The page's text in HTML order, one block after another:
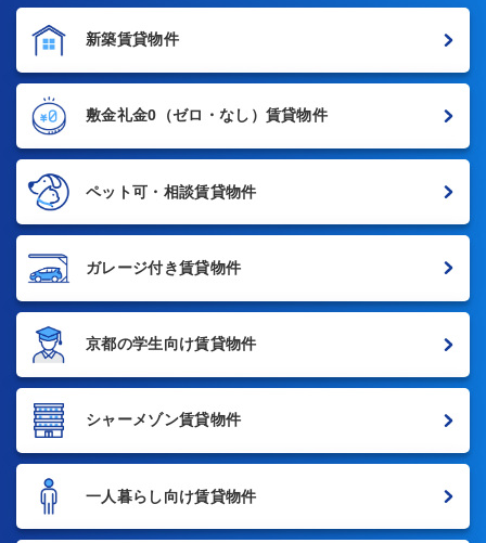
新築賃貸物件
敷金礼金0 （ゼロ・なし）賃貸物件
ペット可・相談賃貸物件
ガレージ付き賃貸物件
京都の学生向け賃貸物件
シャーメゾン賃貸物件
一人暮らし向け賃貸物件